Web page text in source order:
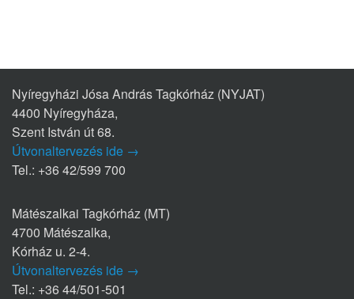
Nyíregyházi Jósa András Tagkórház (NYJAT)
4400 Nyíregyháza,
Szent István út 68.
Útvonaltervezés ide →
Tel.: +36 42/599 700
Mátészalkai Tagkórház (MT)
4700 Mátészalka,
Kórház u. 2-4.
Útvonaltervezés ide →
Tel.: +36 44/501-501